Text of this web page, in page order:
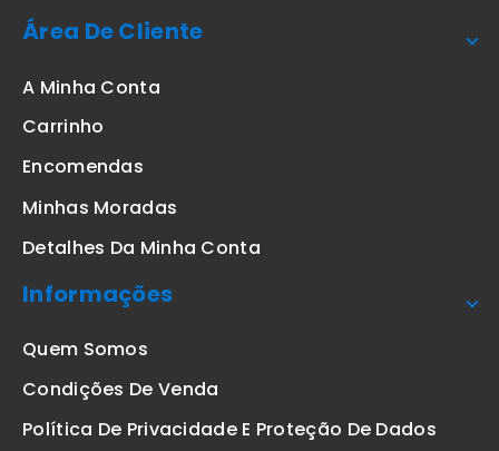
Área De Cliente
A Minha Conta
Carrinho
Encomendas
Minhas Moradas
Detalhes Da Minha Conta
Informações
Quem Somos
Condições De Venda
Política De Privacidade E Proteção De Dados